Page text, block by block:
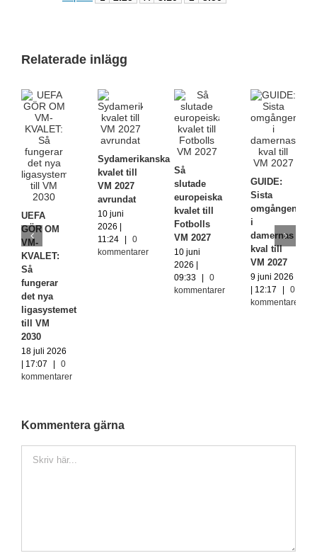
Relaterade inlägg
UEFA
GÖR OM
VM-
KVALET:
Så
fungerar
det nya
ligasystemet
till VM
2030
18 juli 2026
| 17:07
|
0
kommentarer
Sydamerikanska
kvalet till
VM 2027
avrundat
10 juni
2026 |
11:24
|
0
kommentarer
Så
slutade
europeiska
kvalet till
Fotbolls
VM 2027
10 juni
2026 |
09:33
|
0
kommentarer
GUIDE:
Sista
omgången
i
damernas
kval till
VM 2027
9 juni 2026
| 12:17
|
0
kommentarer
Kommentera gärna